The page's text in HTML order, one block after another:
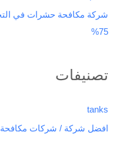
75%
تصنيفات
tanks
افضل شركة / شركات مكافحة